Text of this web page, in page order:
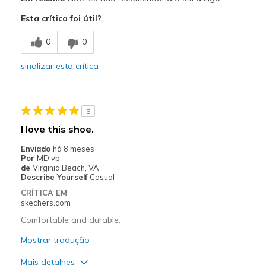
Contras
Desgastam-se facilmente
a "pele" começou a partir rápido
Melhores utilizações
Largura
Números
Os melhores usos
Opinião sobre
calçado
Esta crítica foi útil?
0 0
sinalizar esta crítica
5
I love this shoe.
Enviado há 8 meses
Por MD vb
de Virginia Beach, VA
Describe Yourself Casual
CRÍTICA EM
skechers.com
Comfortable and durable.
Mostrar tradução
Mais detalhes